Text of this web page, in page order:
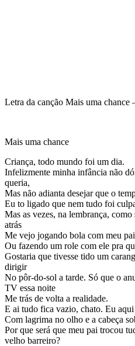
Letra da canção Mais uma chance
Mais uma chance
Criança, todo mundo foi um dia.
Infelizmente minha infância não
queria,
Mas não adianta desejar que o
Eu to ligado que nem tudo foi
Mas as vezes, na lembrança, como
atrás
Me vejo jogando bola com meu
Ou fazendo um role com ele pra
Gostaria que tivesse tido um
dirigir
No pôr-do-sol a tarde. Só que o
TV essa noite
Me trás de volta a realidade.
E ai tudo fica vazio, chato. Eu
Com lagrima no olho e a cabeça
Por que será que meu pai trocou
velho barreiro?